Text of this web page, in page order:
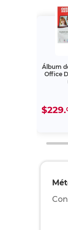
Álbum
Office
$229.